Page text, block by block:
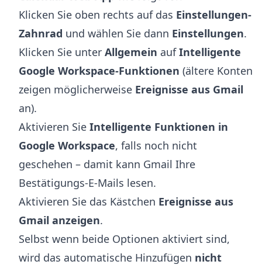
Klicken Sie oben rechts auf das Einstellungen-
Zahnrad und wählen Sie dann Einstellungen.
Klicken Sie unter Allgemein aufIntelligente
Google Workspace-Funktionen (ältere Konten
zeigen möglicherweise Ereignisse aus Gmail
an).
Aktivieren Sie Intelligente Funktionen in
Google Workspace, falls noch nicht
geschehen – damit kann Gmail Ihre
Bestätigungs-E-Mails lesen.
Aktivieren Sie das Kästchen Ereignisse aus
Gmail anzeigen.
Selbst wenn beide Optionen aktiviert sind,
wird das automatische Hinzufügen nicht